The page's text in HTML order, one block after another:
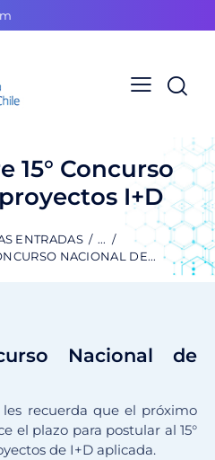
15° Concurso
I+D
ENTRADAS
...
NACIONAL DE...
Nacional de
recuerda que el próximo
el plazo para postular al 15°
de I+D aplicada.